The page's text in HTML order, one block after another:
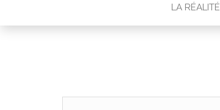
LA RÉALITÉ